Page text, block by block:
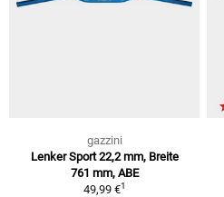
gazzini
Lenker Sport 22,2 mm, Breite
761 mm, ABE
49,99 €1